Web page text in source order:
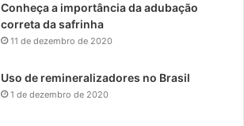
Conheça a importância da adubação
correta da safrinha
11 de dezembro de 2020
Uso de remineralizadores no Brasil
1 de dezembro de 2020